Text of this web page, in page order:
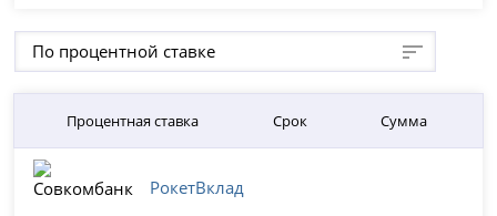
По процентной ставке
Процентная ставка Срок Сумма
РокетВклад